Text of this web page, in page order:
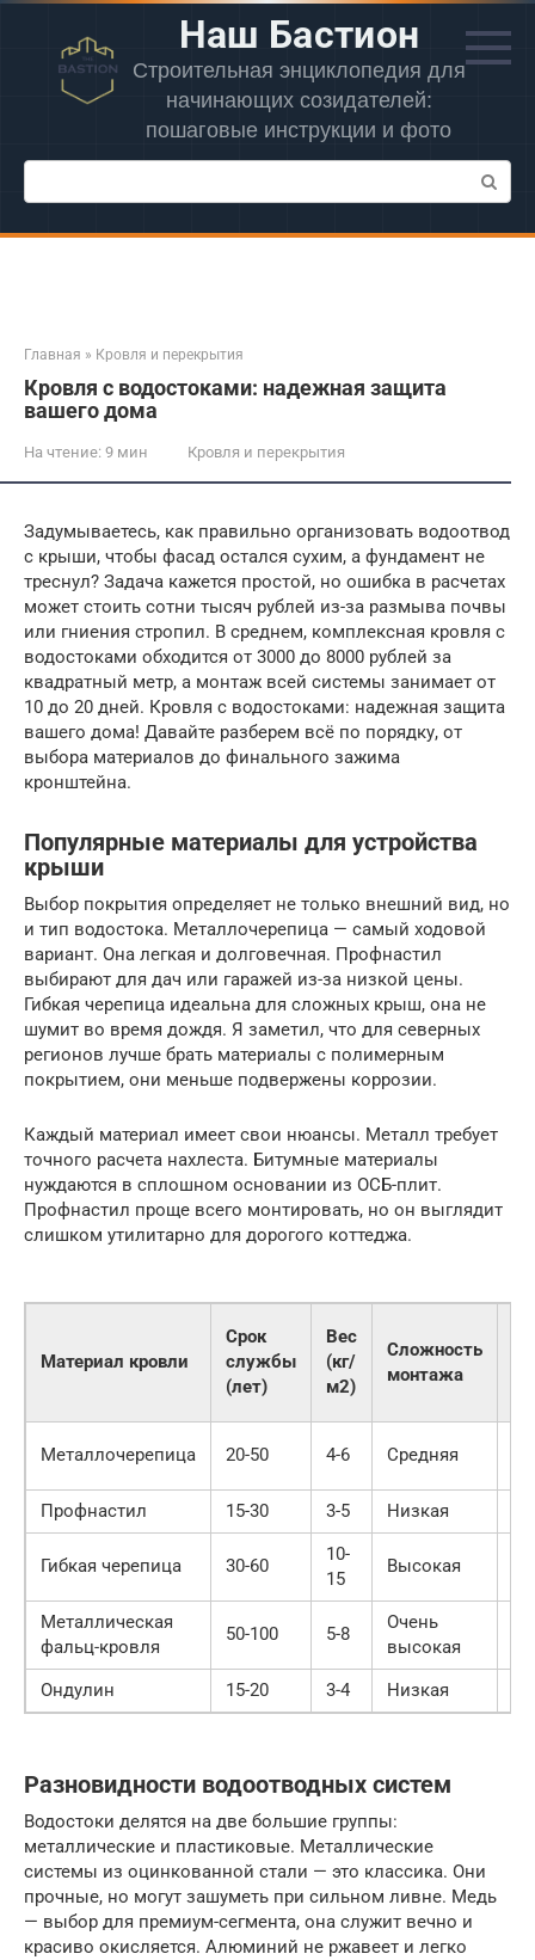
Перейти
контенту
Наш Бастион
Строительная энциклопедия для
начинающих созидателей:
пошаговые инструкции и фото
Поиск:
Главная » Кровля и перекрытия
Кровля с водостоками: надежная защита
вашего дома
На чтение: 9 мин Кровля и перекрытия
Задумываетесь, как правильно организовать водоотвод
с крыши, чтобы фасад остался сухим, а фундамент не
треснул? Задача кажется простой, но ошибка в расчетах
может стоить сотни тысяч рублей из-за размыва почвы
или гниения стропил. В среднем, комплексная кровля с
водостоками обходится от 3000 до 8000 рублей за
квадратный метр, а монтаж всей системы занимает от
10 до 20 дней. Кровля с водостоками: надежная защита
вашего дома! Давайте разберем всё по порядку, от
выбора материалов до финального зажима
кронштейна.
Популярные материалы для устройства
крыши
Выбор покрытия определяет не только внешний вид, но
и тип водостока. Металлочерепица — самый ходовой
вариант. Она легкая и долговечная. Профнастил
выбирают для дач или гаражей из-за низкой цены.
Гибкая черепица идеальна для сложных крыш, она не
шумит во время дождя. Я заметил, что для северных
регионов лучше брать материалы с полимерным
покрытием, они меньше подвержены коррозии.
Каждый материал имеет свои нюансы. Металл требует
точного расчета нахлеста. Битумные материалы
нуждаются в сплошном основании из ОСБ-плит.
Профнастил проще всего монтировать, но он выглядит
слишком утилитарно для дорогого коттеджа.
Материал кровли
Срок
службы
(лет)
Вес
(кг/
м2)
Сложность
монтажа
Металлочерепица 20-50 4-6 Средняя
Профнастил
15-30 3-5 Низкая
Гибкая черепица 30-60
10-
15
Высокая
Металлическая
фальц-кровля
50-100 5-8
Очень
высокая
Ондулин
15-20 3-4 Низкая
Разновидности водоотводных систем
Водостоки делятся на две большие группы:
металлические и пластиковые. Металлические
системы из оцинкованной стали — это классика. Они
прочные, но могут зашуметь при сильном ливне. Медь
— выбор для премиум-сегмента, она служит вечно и
красиво окисляется. Алюминий не ржавеет и легко